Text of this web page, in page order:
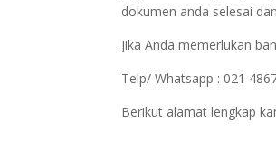
dokumen anda selesai
Jika Anda memerlukan
Telp/ Whatsapp : 021
Berikut alamat lengkap